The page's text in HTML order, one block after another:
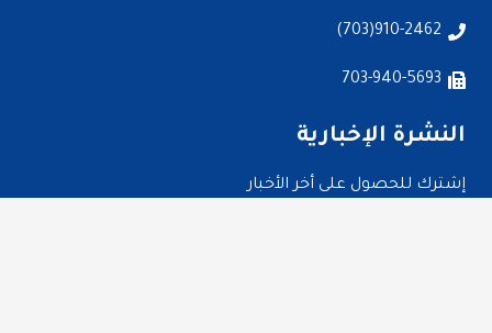
910-2462(703)
703-940-5693
النشرة الإخبارية
إشترك للحصول على أخر الأخبار